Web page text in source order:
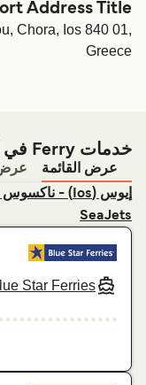
Port Address Title
Chora, Ios 840 01,
Greece
خدمات Ferry في إيوس (Ios)
عرض القائمة
عرض
إيوس (Ios) - ناكسوس (Naxos)
SeaJets
Blue Star Ferries